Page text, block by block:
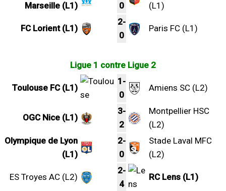
Marseille (L1)
0
(L1)
FC Lorient (L1)
2-
0
Paris FC (L1)
Ligue 1 contre Ligue 2
Toulouse FC (L1)
1-
0
Amiens SC (L2)
OGC Nice (L1)
3-
2
Montpellier HSC
(L2)
Olympique de Lyon
(L1)
2-
0
Stade Laval MFC
(L2)
ES Troyes AC (L2)
2-
4
RC Lens (L1)